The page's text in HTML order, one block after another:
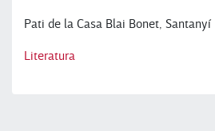
Pati de la Casa Blai Bonet, Santanyí
Literatura